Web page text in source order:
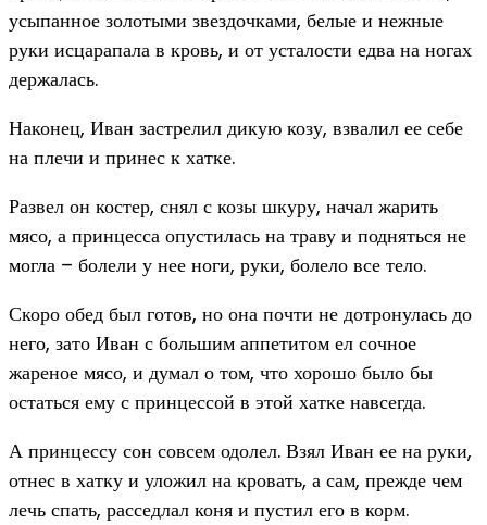
усыпанное золотыми звездочками, белые и нежные
руки исцарапала в кровь, и от усталости едва на ногах
держалась.
Наконец, Иван застрелил дикую козу, взвалил ее себе
на плечи и принес к хатке.
Развел он костер, снял с козы шкуру, начал жарить
мясо, а принцесса опустилась на траву и подняться не
могла – болели у нее ноги, руки, болело все тело.
Скоро обед был готов, но она почти не дотронулась до
него, зато Иван с большим аппетитом ел сочное
жареное мясо, и думал о том, что хорошо было бы
остаться ему с принцессой в этой хатке навсегда.
А принцессу сон совсем одолел. Взял Иван ее на руки,
отнес в хатку и уложил на кровать, а сам, прежде чем
лечь спать, расседлал коня и пустил его в корм.